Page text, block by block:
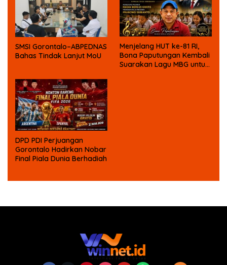
SMSI Gorontalo–ABPEDNAS
Bahas Tindak Lanjut MoU
Menjelang HUT ke-81 RI,
Bona Paputungan Kembali
Suarakan Lagu MBG untuk
DPD PDI Perjuangan
Gorontalo Hadirkan Nobar
Final Piala Dunia Berhadiah